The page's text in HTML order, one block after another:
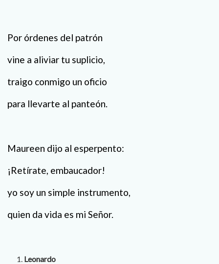
Por órdenes del patrón
vine a aliviar tu suplicio,
traigo conmigo un oficio
para llevarte al panteón.
Maureen dijo al esperpento:
¡Retírate, embaucador!
yo soy un simple instrumento,
quien da vida es mi Señor.
Leonardo